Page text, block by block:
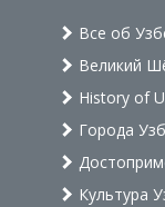
Все об
Великий
History of
Города
Культура